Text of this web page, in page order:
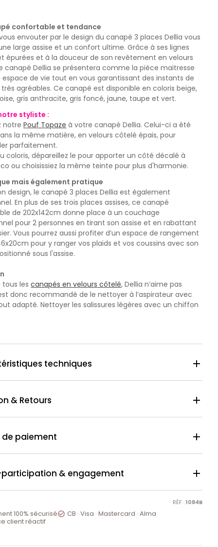
confortable et tendance
envouter par le design du canapé 3 places Dellia vous
large assise et un confort ultime. Grâce à ses lignes
épurées et à la douceur de son revêtement en velours
canapé Dellia se présentera comme la pièce maitresse
espace de vie tout en vous garantissant des instants de
agréables. Ce canapé est disponible en coloris beige,
gris anthracite, gris foncé, jaune, taupe et vert.
styliste :
notrePouf Topaze à votre canapé Dellia. Celui-ci a été
la même matière, en velours côtelé épais, pour
parfaitement.
coloris, dépareillez le pour apporter un côté décalé à
ou choisissiez la même teinte pour plus d'harmonie.
mais également pratique
design, le canapé 3 places Dellia est également
En plus de ses trois places assises, ce canapé
de 202x142cm donne place à un couchage
pour 2 personnes en tirant son assise et en rabattant
Vous pourrez aussi profiter d’un espace de rangement
pour y ranger vos plaids et vos coussins avec son
sous l'assise.
tous lescanapés en velours côtelé, Dellia n’aime pas
donc recommandé de le nettoyer à l’aspirateur avec
adapté. Nettoyer les salissures légères avec un chiffon
techniques 
& Retours 
de paiement 
participation & engagement 
RÉF :1084B
100% sécurisé CB · Visa · Mastercard · Alma
client réactif